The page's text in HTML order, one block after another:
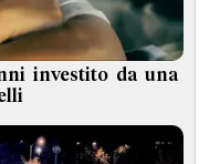
investito da una